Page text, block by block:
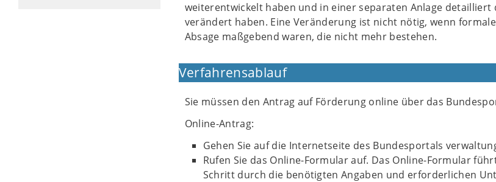
weiterentwickelt haben und in einer separaten Anlage detailliert
verändert haben. Eine Veränderung ist nicht nötig, wenn
Absage maßgebend waren, die nicht mehr bestehen.
Verfahrensablauf
Sie müssen den Antrag auf Förderung online über das
Online-Antrag:
Gehen Sie auf die Internetseite des Bundesportals
Rufen Sie das Online-Formular auf. Das Online-Formular
Schritt durch die benötigten Angaben und erforderlichen